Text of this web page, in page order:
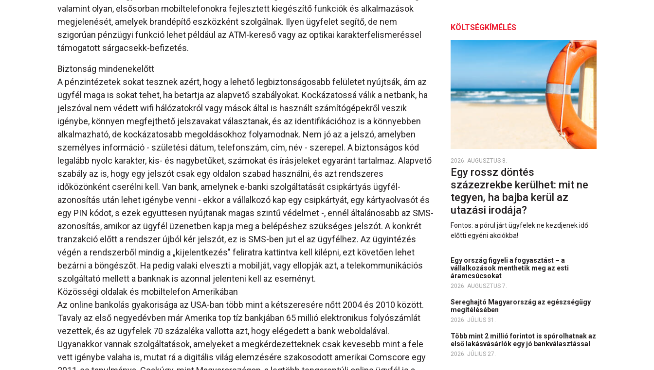
valamint olyan, elsősorban mobiltelefonokra fejlesztett kiegészítő funkciók és alkalmazások
megjelenését, amelyek brandépítő eszközként szolgálnak. Ilyen ügyfelet segítő, de nem
szigorúan pénzügyi funkció lehet például az ATM-kereső vagy az optikai karakterfelismeréssel
támogatott sárgacsekk-befizetés.
Biztonság mindenekelőtt
A pénzintézetek sokat tesznek azért, hogy a lehető legbiztonságosabb felületet nyújtsák, ám az
ügyfél maga is sokat tehet, ha betartja az alapvető szabályokat. Kockázatossá válik a netbank, ha
jelszóval nem védett wifi hálózatokról vagy mások által is használt számítógépekről veszik
igénybe, könnyen megfejthető jelszavakat választanak, és az identifikációhoz is a könnyebben
alkalmazható, de kockázatosabb megoldásokhoz folyamodnak. Nem jó az a jelszó, amelyben
személyes információ - születési dátum, telefonszám, cím, név - szerepel. A biztonságos kód
legalább nyolc karakter, kis- és nagybetűket, számokat és írásjeleket egyaránt tartalmaz. Alapvető
szabály az is, hogy egy jelszót csak egy oldalon szabad használni, és azt rendszeres
időközönként cserélni kell. Van bank, amelynek e-banki szolgáltatását csipkártyás ügyfél-
azonosítás után lehet igénybe venni - ekkor a vállalkozó kap egy csipkártyát, egy kártyaolvasót és
egy PIN kódot, s ezek együttesen nyújtanak magas szintű védelmet -, ennél általánosabb az SMS-
azonosítás, amikor az ügyfél üzenetben kapja meg a belépéshez szükséges jelszót. A konkrét
tranzakció előtt a rendszer újból kér jelszót, ez is SMS-ben jut el az ügyfélhez. Az ügyintézés
végén a rendszerből mindig a „kijelentkezés" feliratra kattintva kell kilépni, ezt követően lehet
bezárni a böngészőt. Ha pedig valaki elveszti a mobilját, vagy ellopják azt, a telekommunikációs
szolgáltató mellett a banknak is azonnal jelenteni kell az eseményt.
Közösségi oldalak és mobiltelefon Amerikában
Az online bankolás gyakorisága az USA-ban több mint a kétszeresére nőtt 2004 és 2010 között.
Tavaly az első negyedévben már Amerika top tíz bankjában 65 millió elektronikus folyószámlát
vezettek, és az ügyfelek 70 százaléka vallotta azt, hogy elégedett a bank weboldalával.
Ugyanakkor vannak szolgáltatások, amelyeket a megkérdezetteknek csak kevesebb mint a fele
vett igénybe valaha is, mutat rá a digitális világ elemzésére szakosodott amerikai Comscore egy
KÖLTSÉGKÍMÉLÉS
2026. AUGUSZTUS 8.
Egy rossz döntés
százezrekbe kerülhet: mit ne
tegyen, ha bajba kerül az
utazási irodája?
Fontos: a pórul járt ügyfelek ne kezdjenek idő
előtti egyéni akciókba!
Egy ország figyeli a fogyasztást – a
vállalkozások menthetik meg az esti
áramcsúcsokat
2026. AUGUSZTUS 7.
Sereghajtó Magyarország az egészségügy
megítélésében
2026. JÚLIUS 31.
Több mint 2 millió forintot is spórolhatnak az
első lakásvásárlók egy jó bankválasztással
2026. JÚLIUS 27.